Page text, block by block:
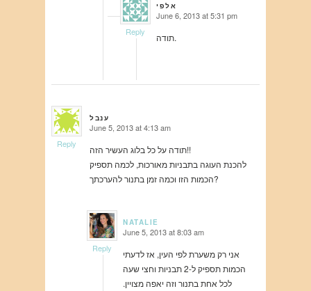
אלפי
says: June 6, 2013 at 5:31 pm
תודה. Reply
ענבל
says: June 5, 2013 at 4:13 am
תודה על כל בלוג העשיר הזה!!
להכנת העוגה בתבניות מאורכות, לכמה תספיק
הכמות הזו וכמה זמן בתנור להערכתך?
Reply
NATALIE
says: June 5, 2013 at 8:03 am
אני רק משערת לפי העין, אז לדעתי
הכמות תספיק ל-2 תבניות וחצי שעה
לכל אחת בתנור וזה יאפה מצויין.
Reply